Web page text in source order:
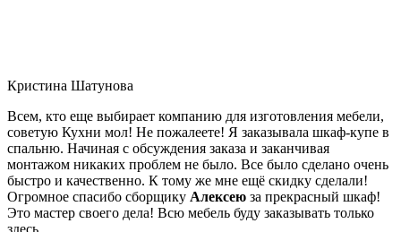
Кристина Шатунова
Всем, кто еще выбирает компанию для изготовления мебели,
советую Кухни мол! Не пожалеете! Я заказывала шкаф-купе в
спальню. Начиная с обсуждения заказа и заканчивая
монтажом никаких проблем не было. Все было сделано очень
быстро и качественно. К тому же мне ещё скидку сделали!
Огромное спасибо сборщику Алексею за прекрасный шкаф!
Это мастер своего дела! Всю мебель буду заказывать только
здесь.